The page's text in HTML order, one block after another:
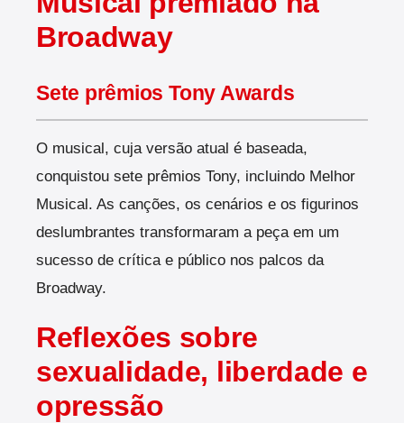
Broadway
Sete prêmios Tony Awards
O musical, cuja versão atual é baseada,
conquistou sete prêmios Tony, incluindo Melhor
Musical. As canções, os cenários e os figurinos
deslumbrantes transformaram a peça em um
sucesso de crítica e público nos palcos da
Broadway.
Reflexões sobre
sexualidade, liberdade e
opressão